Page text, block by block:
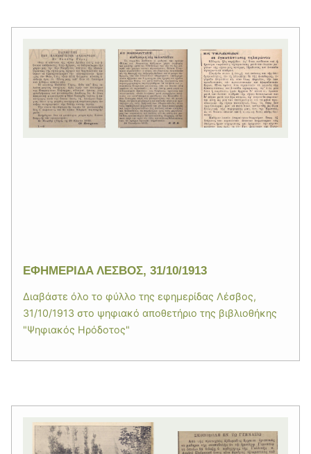
ΕΦΗΜΕΡΙΔΑ ΛΕΣΒΟΣ, 31/10/1913
Διαβάστε όλο το φύλλο της εφημερίδας Λέσβος,
31/10/1913 στο ψηφιακό αποθετήριο της βιβλιοθήκης
"Ψηφιακός Ηρόδοτος"